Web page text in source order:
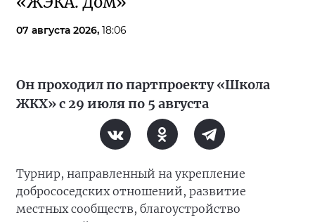
07 августа 2026, 18:06
Он проходил по партпроекту «Школа
ЖКХ» с 29 июля по 5 августа
Турнир, направленный на укрепление
добрососедских отношений, развитие
местных сообществ, благоустройство